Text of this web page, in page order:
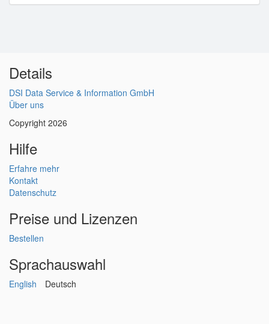
Details
DSI Data Service & Information GmbH
Über uns
Copyright 2026
Hilfe
Erfahre mehr
Kontakt
Datenschutz
Preise und Lizenzen
Bestellen
Sprachauswahl
English Deutsch